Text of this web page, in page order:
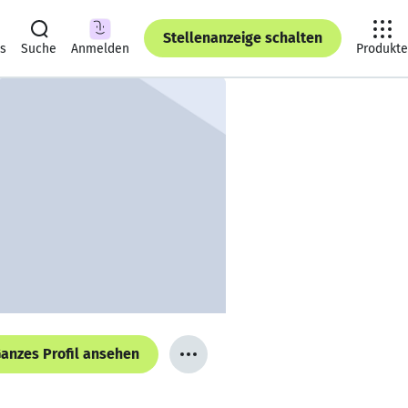
Suche Anmelden
Stellenanzeige schalten
Produkte
Profil ansehen